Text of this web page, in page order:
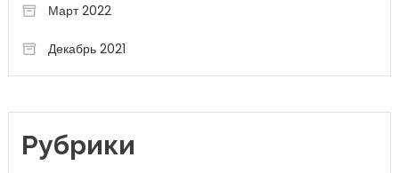
Март 2022
Декабрь 2021
Рубрики